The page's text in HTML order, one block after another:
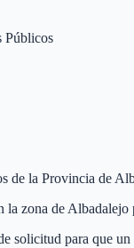
Públicos
de la Provincia de
la zona de
solicitud para que